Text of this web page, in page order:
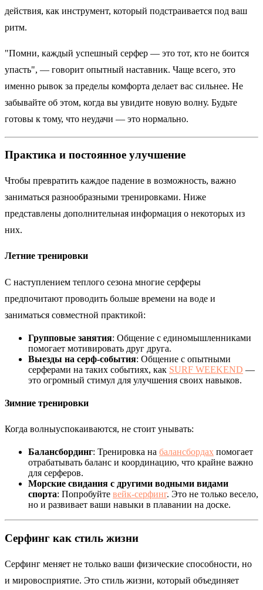
действия, как инструмент, который подстраивается под ваш
ритм.
"Помни, каждый успешный серфер — это тот, кто не боится
упасть", — говорит опытный наставник. Чаще всего, это
именно рывок за пределы комфорта делает вас сильнее. Не
забывайте об этом, когда вы увидите новую волну. Будьте
готовы к тому, что неудачи — это нормально.
Практика и постоянное улучшение
Чтобы превратить каждое падение в возможность, важно
заниматься разнообразными тренировками. Ниже
представлены дополнительная информация о некоторых из
них.
Летние тренировки
С наступлением теплого сезона многие серферы
предпочитают проводить больше времени на воде и
заниматься совместной практикой:
Групповые занятия: Общение с единомышленниками
помогает мотивировать друг друга.
Выезды на серф-события: Общение с опытными
серферами на таких событиях, как SURF WEEKEND —
это огромный стимул для улучшения своих навыков.
Зимние тренировки
Когда волныуспокаиваются, не стоит унывать:
Балансбординг: Тренировка на балансбордах помогает
отрабатывать баланс и координацию, что крайне важно
для серферов.
Морские свидания с другими водными видами
спорта: Попробуйте вейк-серфинг. Это не только весело,
но и развивает ваши навыки в плавании на доске.
Серфинг как стиль жизни
Серфинг меняет не только ваши физические способности, но
и мировосприятие. Это стиль жизни, который объединяет